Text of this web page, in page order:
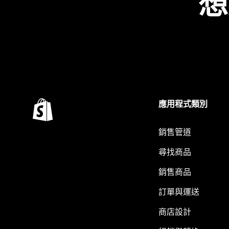
應用程式類別
銷售管道
尋找商品
銷售商品
訂單與運送
商店設計